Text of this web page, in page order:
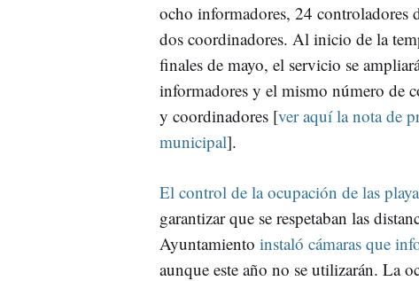
ocho informadores, 24 controladores
dos coordinadores. Al inicio de la
finales de mayo, el servicio se
informadores y el mismo número de
y coordinadores [ver aquí la nota de
municipal].
El control de la ocupación de las
garantizar que se respetaban las
Ayuntamiento instaló cámaras que
aunque este año no se utilizarán. La